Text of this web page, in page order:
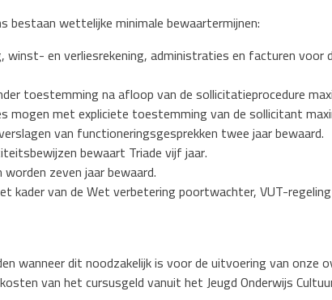
bestaan wettelijke minimale bewaartermijnen:
winst- en verliesrekening, administraties en facturen
toestemming na afloop van de sollicitatieprocedure
mogen met expliciete toestemming van de sollicitant
van functioneringsgesprekken twee jaar bewaard.
bewaart Triade vijf jaar.
zeven jaar bewaard.
kader van de Wet verbetering poortwachter, VUT-
wanneer dit noodzakelijk is voor de uitvoering van
van het cursusgeld vanuit het Jeugd Onderwijs